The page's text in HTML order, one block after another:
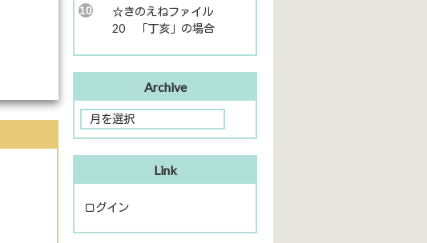
☆きのえねファイル
20 「丁亥」の場合
Archive
Link
ログイン